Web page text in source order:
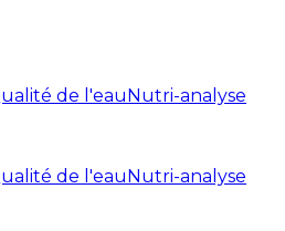
de l'eauNutri-analyse
de l'eauNutri-analyse